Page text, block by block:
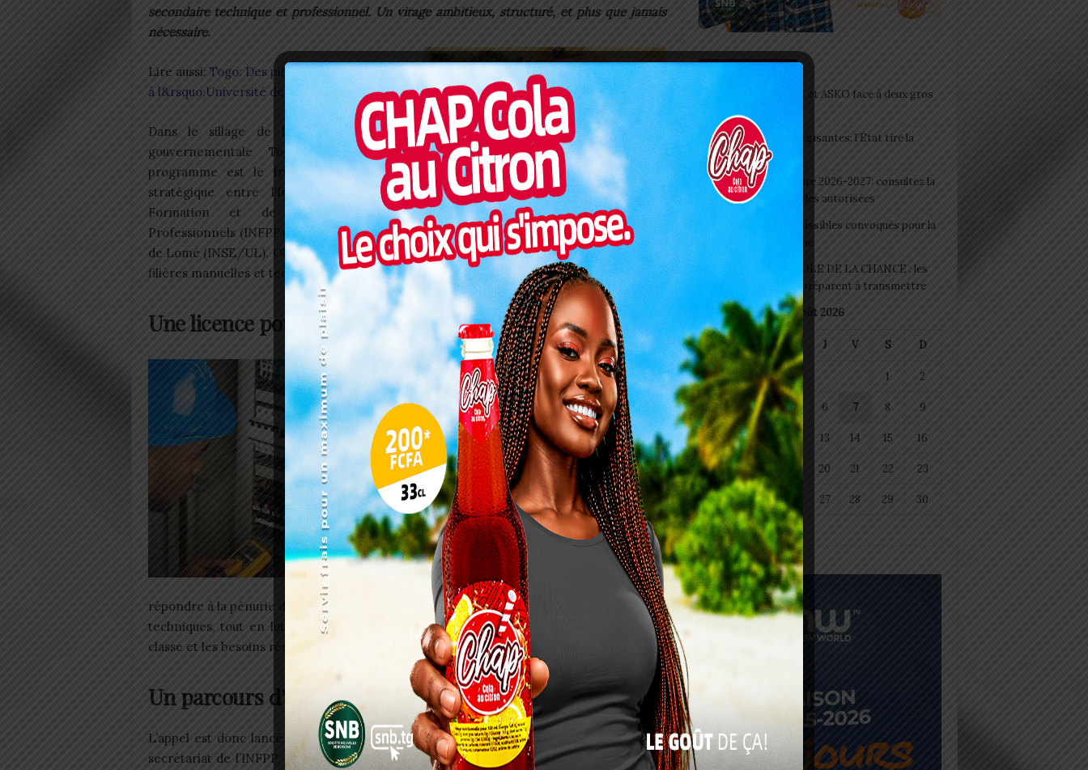
secondaire technique et professionnel. Un virage ambitieux, structuré, et plus que jamais
nécessaire.
Lire aussi: Togo: Des pilotes bientôt formés
à l&rsquo;Université de Lomé
Dans le sillage de la feuille de route
gouvernementale Togo 2020-2025, ce
programme est le fruit d’un partenariat
stratégique entre l’Institut National de
Formation et de Perfectionnement
Professionnels (INFPP) et l’Institut National des Sciences de l’Éducation de l’Université
de Lomé (INSE/UL). Objectif, professionnaliser la transmission des savoir-faire dans les
filières manuelles et techniques, longtemps négligées mais porteuses d’avenir.
Une licence pour bâtir, réparer et transmettre au Togo
Froid et climatisation, mécanique générale,
mécanique automobile, plomberie ou encore
maçonnerie : les spécialités proposées visent à
former des enseignants capables de transmettre
leur savoir dans ces domaines vitaux. Les
candidats visés sont des jeunes bacheliers âgés
de 18 à 30 ans, animés par la passion du métier et
le désir de devenir les piliers d’un enseignement
technique modernisé et structuré.
Ce projet n’est pas une simple initiative
académique. Il est un levier stratégique pour
répondre à la pénurie d’enseignants qualifiés dans les centres de formation et les lycées
techniques, tout en luttant contre le chômage des jeunes. Un pont entre la salle de
classe et les besoins réels du marché togolais.
Un parcours d’élite ouvert à tous les bacheliers
L’appel est donc lancé. Les candidats peuvent déposer leur dossier de candidature au
secrétariat de l’INFPP, situé derrière le Palais des Congrès de Lomé, du 14 juillet au 22
Articles récents
Interclubs CAF: ASCK et ASKO face à deux gros
morceaux
Togo/ Boissons énergisantes: l’État tire la
sonnette d’alarme
Togo/ Rentrée scolaire 2026-2027: consultez la
liste officielle des écoles autorisées
ESSAL 2026 : les admissibles convoqués pour la
visite médicale à Lomé
SWEDD+ Togo / ECOLE DE LA CHANCE : les
maitres-artisans se préparent à transmettre
août 2026
L M M J V S D
1 2
3 4 5 6 7 8 9
10 11 12 13 14 15 16
17 18 20 21 22 23
24 25 26 27 28 29 30
31
« Juil